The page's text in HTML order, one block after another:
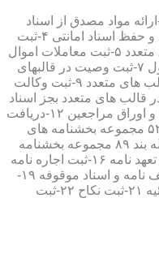
اسناد مطابق مقررات قانونی ۲-ارائه مواد مصدق از اسناد
ثبت شده ۳-تصدیق صحت امضاء،قبول و حفظ اسناد امانتی ۴-ثبت
معاملات شرطی و رهنی در قالب های متعدد ۵-ثبت معاملات اموال
منقول ۶-ثبت معاملات اموال غیر منقول ۷-ثبت وصیت در قالبهای
عهدی و تکمیلی ۸-ثبت اقرارنامه در قالب های متعدد ۹-ثبت وکالت
امضاء در قالب های متعدد بجز اسناد
مالی و معاملاتی ۱۱-تصدیق کپی اسناد و اوراق مراجعین ۱۲-دریافت
قبوض سپرده مستاجرین در قالب بند ۵۲ مجموعه بخشنامه های
ثبتی ۱۳-صدور گواهی عدم انجام معامله بند ۸۹ مجموعه بخشنامه
های ثبتی ۱۴-ثبت رضایت نامه ۱۵-ثبت تعهد نامه ۱۶-ثبت اجاره نامه
۱۷-ثبت معاملات سرقفلی ۱۸-ثبت وقف نامه و اسناد موقوفه ۱۹-
ثبت اسناد ضمانت نامه ۲۰-صدور اجرائیه ۲۱-ثبت نکاح ۲۲-ثبت